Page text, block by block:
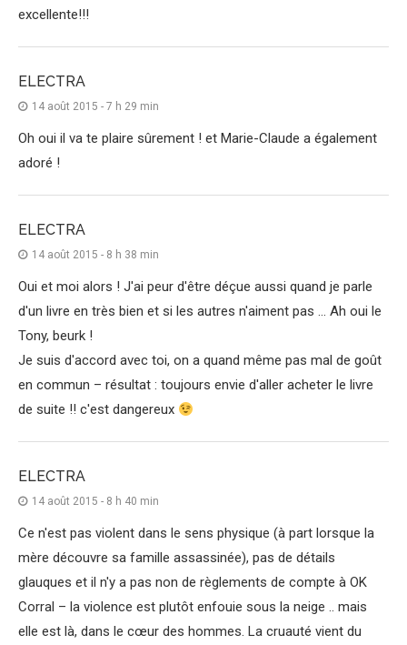
excellente!!!
ELECTRA
14 août 2015 - 7 h 29 min
Oh oui il va te plaire sûrement ! et Marie-Claude a également
adoré !
ELECTRA
14 août 2015 - 8 h 38 min
Oui et moi alors ! J'ai peur d'être déçue aussi quand je parle
d'un livre en très bien et si les autres n'aiment pas … Ah oui le
Tony, beurk !
Je suis d'accord avec toi, on a quand même pas mal de goût
en commun – résultat : toujours envie d'aller acheter le livre
de suite !! c'est dangereux
ELECTRA
14 août 2015 - 8 h 40 min
Ce n'est pas violent dans le sens physique (à part lorsque la
mère découvre sa famille assassinée), pas de détails
glauques et il n'y a pas non de règlements de compte à OK
Corral – la violence est plutôt enfouie sous la neige .. mais
elle est là, dans le cœur des hommes. La cruauté vient du